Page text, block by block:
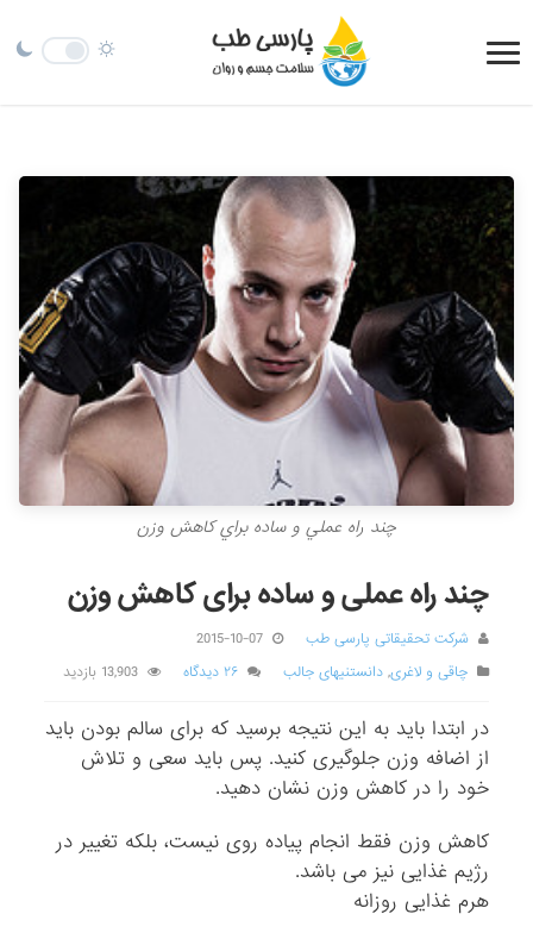
چند راه عملي و ساده براي كاهش وزن
چند راه عملی و ساده برای کاهش وزن
شرکت تحقیقاتی پارسی طب
2015-10-07
چاقی و لاغری,دانستنیهای جالب ۲۶ دیدگاه 13,903 بازدید
در ابتدا باید به این نتیجه برسید که برای سالم بودن باید
از اضافه وزن جلوگیری کنید. پس باید سعی و تلاش
خود را در کاهش وزن نشان دهید.
کاهش وزن فقط انجام پیاده روی نیست، بلکه تغییر در
رژیم غذایی نیز می باشد.
هرم غذایی روزانه